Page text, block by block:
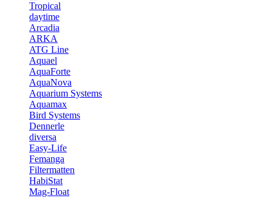
Tropical
daytime
Arcadia
ARKA
ATG Line
Aquael
AquaForte
AquaNova
Aquarium Systems
Aquamax
Bird Systems
Dennerle
diversa
Easy-Life
Femanga
Filtermatten
HabiStat
Mag-Float